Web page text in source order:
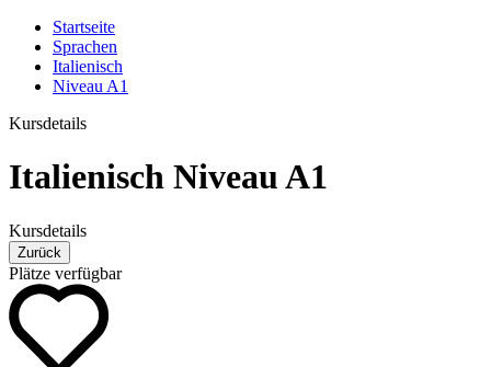
Startseite
Sprachen
Italienisch
Niveau A1
Kursdetails
Italienisch Niveau A1
Kursdetails
Zurück
Plätze verfügbar